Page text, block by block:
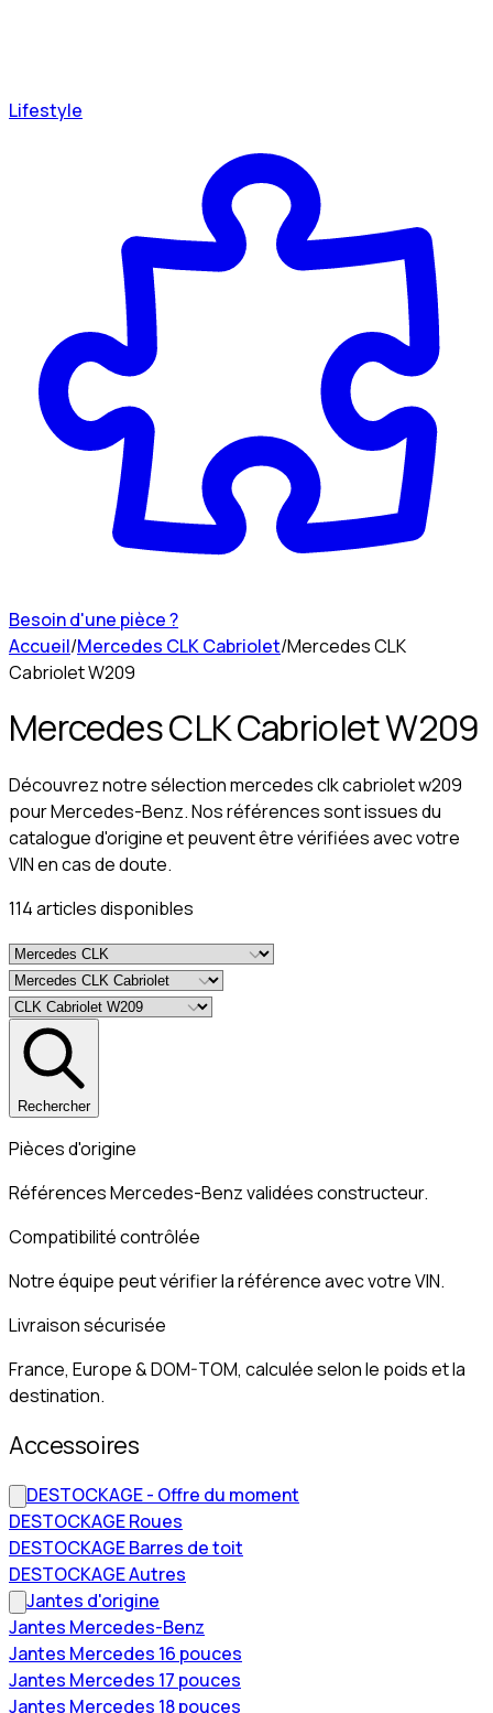
Lifestyle
Besoin d'une pièce ?
Accueil/Mercedes CLK Cabriolet/Mercedes CLK
Cabriolet W209
Mercedes CLK Cabriolet W209
Découvrez notre sélection mercedes clk cabriolet w209
pour Mercedes-Benz. Nos références sont issues du
catalogue d'origine et peuvent être vérifiées avec votre
VIN en cas de doute.
114articlesdisponibles
Rechercher
Pièces d'origine
Références Mercedes-Benz validées constructeur.
Compatibilité contrôlée
Notre équipe peut vérifier la référence avec votre VIN.
Livraison sécurisée
France, Europe & DOM-TOM, calculée selon le poids et la
destination.
Accessoires
DESTOCKAGE - Offre du moment
DESTOCKAGE Roues
DESTOCKAGE Barres de toit
DESTOCKAGE Autres
Jantes d'origine
Jantes Mercedes-Benz
Jantes Mercedes 16 pouces
Jantes Mercedes 17 pouces
Jantes Mercedes 18 pouces